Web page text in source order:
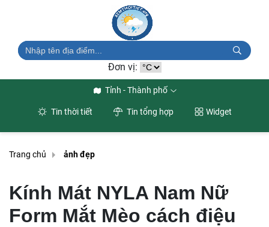
Đơn vị:
Tỉnh - Thành phố
Tin thời tiết Tin tổng hợp Widget
Trang chủ ảnh đẹp
Kính Mát NYLA Nam Nữ
Form Mắt Mèo cách điệu